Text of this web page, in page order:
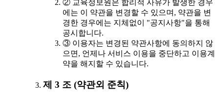
② 교육정보원은 합리적 사유가 발생한 경우
에는 이 약관을 변경할 수 있으며, 약관을 변
경한 경우에는 지체없이 "공지사항"을 통해
공시합니다.
③ 이용자는 변경된 약관사항에 동의하지 않
으면, 언제나 서비스 이용을 중단하고 이용계
약을 해지할 수 있습니다.
제 3 조 (약관외 준칙)